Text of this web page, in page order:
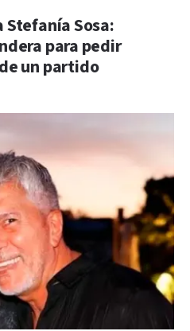
Sosa:
para pedir
un partido